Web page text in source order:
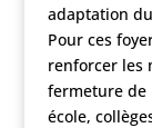
adaptation
Pour ces
renforcer les
fermeture de
école,